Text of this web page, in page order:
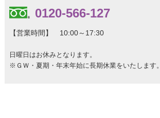
0120-566-127
【営業時間】 10:00～17:30
日曜日はお休みとなります。
※ＧＷ・夏期・年末年始に長期休業をいたします。